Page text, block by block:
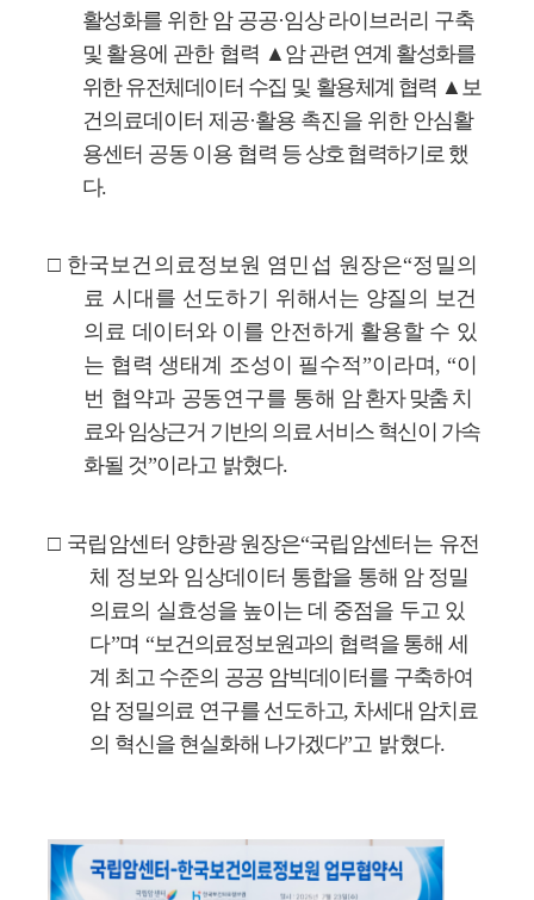
활성화를 위한 암 공공·임상 라이브러리 구축
및 활용에 관한 협력 ▲ 암 관련 연계 활성화를
위한 유전체데이터 수집 및 활용체계 협력 ▲ 보
건의료데이터 제공·활용 촉진을 위한 안심활
용센터 공동 이용 협력 등 상호 협력하기로 했
다.
□ 한국보건의료정보원 염민섭 원장은“정밀의
료 시대를 선도하기 위 해서는 양질의 보건
의료 데이터와 이를 안전하게 활용할 수 있
는 협력 생태계 조성이 필수적”이라며 , “이
번 협약과 공동연구를 통해 암 환자 맞춤 치
료와 임상근거 기반의 의료 서비스 혁신이 가속
화될 것”이라고 밝혔다.
□ 국립암센터 양한광 원장은“국립암센터는 유전
체 정보와 임상데이터 통합을 통해 암 정밀
의료의 실효성을 높이는 데 중점을 두고 있
다”며 “보건의료정보원과의 협력을 통해 세
계 최고 수준의 공공 암빅데이터를 구축하여
암 정밀의료 연구를 선도하고, 차세대 암치료
의 혁신을 현실화해 나가겠다”고 밝혔다.